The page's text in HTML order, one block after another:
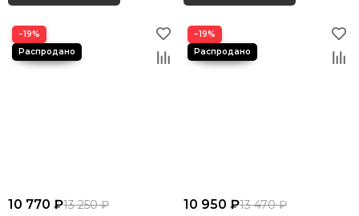
−19%
10 770 ₽13 250 ₽
−19%
10 950 ₽13 470 ₽